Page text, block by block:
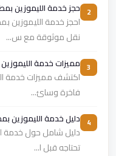
حجز خدمة الليموزين
احجز خدمة الليموزين
نقل موثوقة مع س...
مميزات خدمة الليموزين
اكتشف مميزات خدمة
فاخرة وسائ...
دليل خدمة الليموزين
دليل شامل حول خدمة
تحتاجه قبل ا...